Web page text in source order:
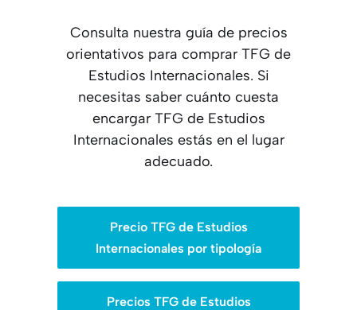
Consulta nuestra guía de precios
orientativos para comprar TFG de
Estudios Internacionales. Si
necesitas saber cuánto cuesta
encargar TFG de Estudios
Internacionales estás en el lugar
adecuado.
Precio TFG de Estudios
Internacionales por tipología
Precios TFG de Estudios